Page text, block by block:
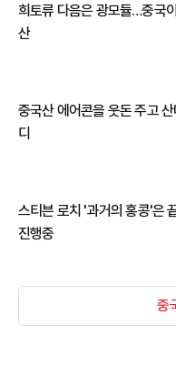
희토류 다음은 광모듈…중국
산
중국산 에어콘을 웃돈 주고
디
스티븐 로치 '과거의 홍콩'은
진행중
중